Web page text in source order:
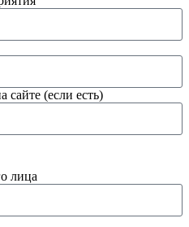
(если есть)
лица